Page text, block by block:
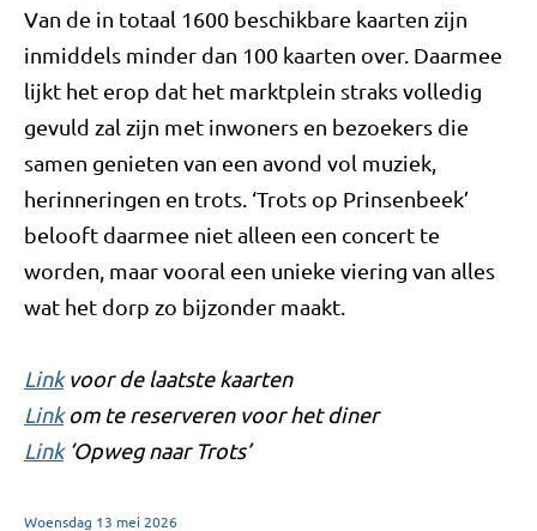
Van de in totaal 1600 beschikbare kaarten zijn
inmiddels minder dan 100 kaarten over. Daarmee
lijkt het erop dat het marktplein straks volledig
gevuld zal zijn met inwoners en bezoekers die
samen genieten van een avond vol muziek,
herinneringen en trots. ‘Trots op Prinsenbeek’
belooft daarmee niet alleen een concert te
worden, maar vooral een unieke viering van alles
wat het dorp zo bijzonder maakt.
Linkvoor de laatste kaarten
Linkom te reserveren voor het diner
Link‘Opweg naar Trots’
Woensdag 13 mei 2026